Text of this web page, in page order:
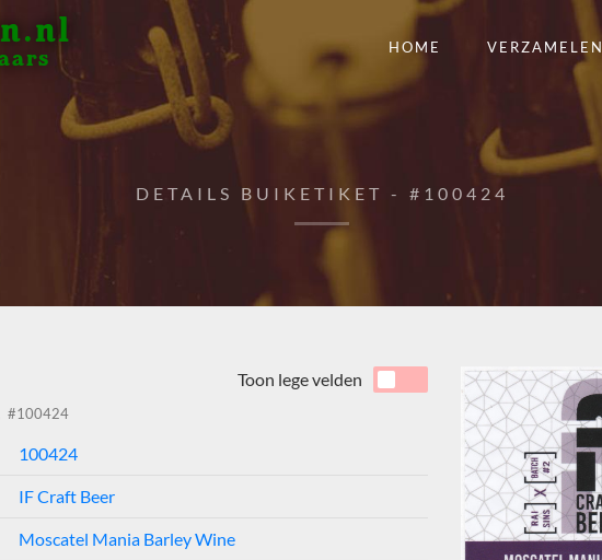
HOME VERZAMELEN
DETAILS BUIKETIKET - #100424
#100424
Toon lege velden
100424
IF Craft Beer
Moscatel Mania Barley Wine